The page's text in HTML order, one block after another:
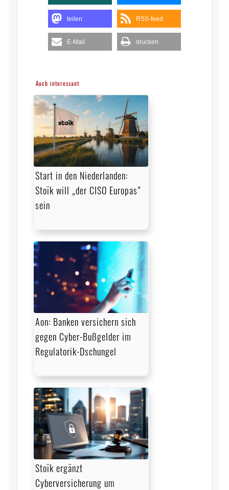
teilen RSS-feed
E-Mail drucken
Auch interessant
Start in den Niederlanden:
Stoïk will „der CISO Europas”
sein
Aon: Banken versichern sich
gegen Cyber-Bußgelder im
Regulatorik-Dschungel
Stoïk ergänzt
Cyberversicherung um